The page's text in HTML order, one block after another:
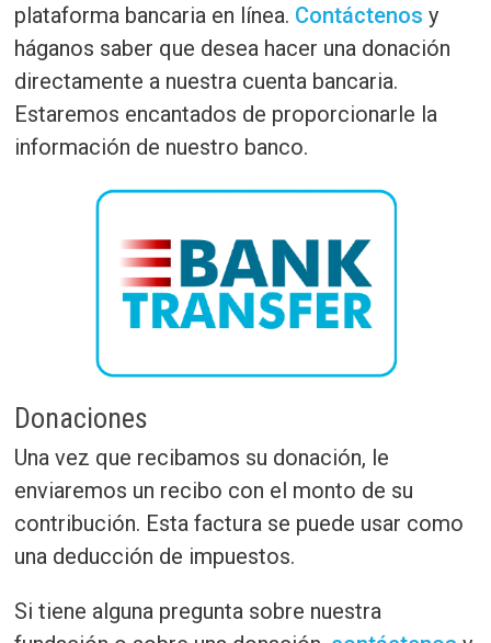
plataforma bancaria en línea. Contáctenos y
háganos saber que desea hacer una donación
directamente a nuestra cuenta bancaria.
Estaremos encantados de proporcionarle la
información de nuestro banco.
Donaciones
Una vez que recibamos su donación, le
enviaremos un recibo con el monto de su
contribución. Esta factura se puede usar como
una deducción de impuestos.
Si tiene alguna pregunta sobre nuestra